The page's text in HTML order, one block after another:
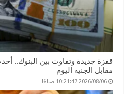
قفزة جديدة وتفاوت بين البنوك..
مقابل الجنيه اليوم
2026/08/06 10:21:47 صباحًا